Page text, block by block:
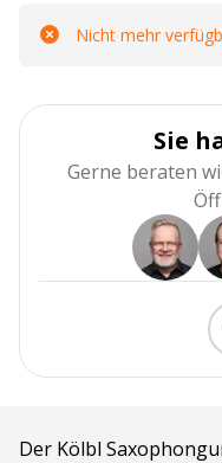
Nicht mehr
Sie
Gerne beraten
Der Kölbl